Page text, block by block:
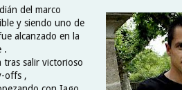
del marco
y siendo uno de
alcanzado en la
.
salir victorioso
offs ,